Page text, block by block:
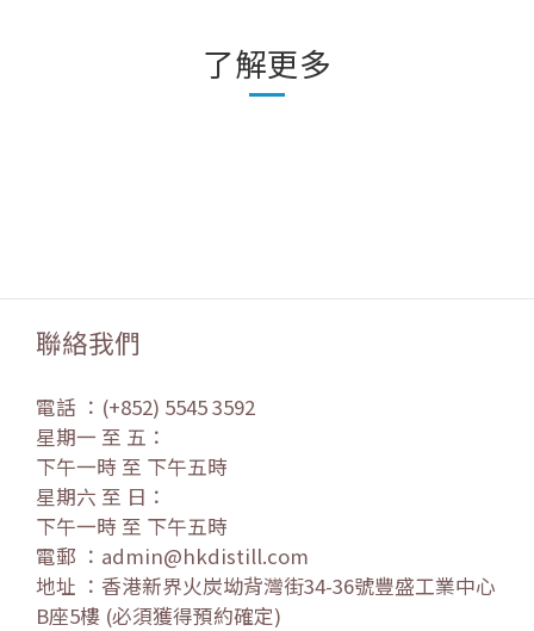
了解更多
聯絡我們
電話 ：(+852) 5545 3592
星期一 至 五：
下午一時 至 下午五時
星期六 至 日：
下午一時 至 下午五時
電郵 ：admin@hkdistill.com
地址 ：香港新界火炭坳背灣街34-36號豐盛工業中心
B座5樓 (必須獲得預約確定)